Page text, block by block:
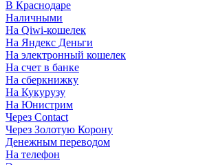
В Краснодаре
Наличными
На Qiwi-кошелек
На Яндекс Деньги
На электронный кошелек
На счет в банке
На сберкнижку
На Кукурузу
На Юнистрим
Через Contact
Через Золотую Корону
Денежным переводом
На телефон